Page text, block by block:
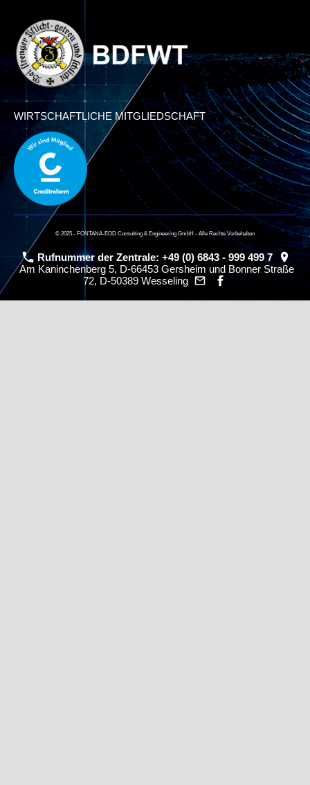
WIRTSCHAFTLICHE MITGLIEDSCHAFT
© 2025 - FONTANA-EOD Consulting & Engineering GmbH - Alle Rechte Vorbehalten
Rufnummer der Zentrale: +49 (0) 6843 - 999 499 7
Am Kaninchenberg 5, D-66453 Gersheim und Bonner Straße
72, D-50389 Wesseling